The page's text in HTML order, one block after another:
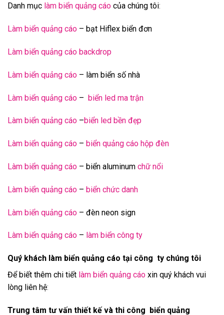
Danh mục làm biển quảng cáo của chúng tôi:
Làm biển quảng cáo – bạt Hiflex biển đơn
Làm biển quảng cáo backdrop
Làm biển quảng cáo – làm biển số nhà
Làm biển quảng cáo – biển led ma trận
Làm biển quảng cáo –biển led bền đẹp
Làm biển quảng cáo – biển quảng cáo hộp đèn
Làm biển quảng cáo – biển aluminum chữ nổi
Làm biển quảng cáo – biển chức danh
Làm biển quảng cáo – đèn neon sign
Làm biển quảng cáo – làm biển công ty
Quý khách làm biển quảng cáo tại công ty chúng tôi
Để biết thêm chi tiết làm biển quảng cáo xin quý khách vui
lòng liên hệ:
Trung tâm tư vấn thiết kế và thi công biển quảng